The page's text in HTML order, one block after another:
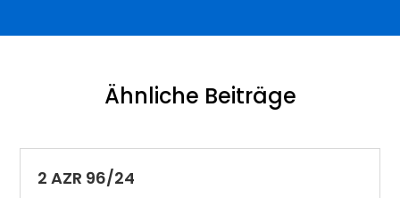
Ähnliche Beiträge
2 AZR 96/24